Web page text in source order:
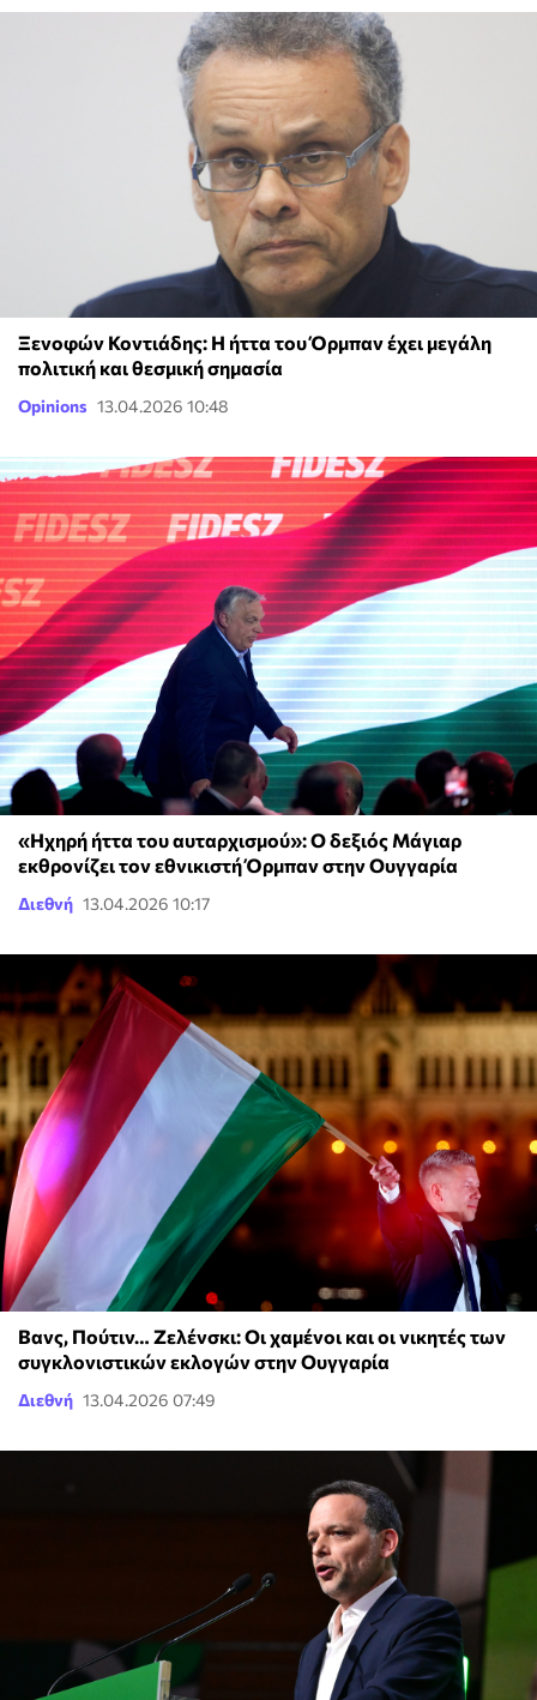
Ξενοφών Κοντιάδης: Η ήττα του Όρμπαν έχει μεγάλη
πολιτική και θεσμική σημασία
Opinions 13.04.2026 10:48
«Ηχηρή ήττα του αυταρχισμού»: Ο δεξιός Μάγιαρ
εκθρονίζει τον εθνικιστή Όρμπαν στην Ουγγαρία
Διεθνή 13.04.2026 10:17
Βανς, Πούτιν… Ζελένσκι: Οι χαμένοι και οι νικητές των
συγκλονιστικών εκλογών στην Ουγγαρία
Διεθνή 13.04.2026 07:49